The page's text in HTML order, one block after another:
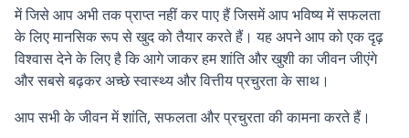
में जिसे आप अभी तक प्राप्त नहीं कर पाए हैं जिसमें आप भविष्य में सफलता
के लिए मानसिक रूप से खुद को तैयार करते हैं। यह अपने आप को एक दृढ़
विश्वास देने के लिए है कि आगे जाकर हम शांति और खुशी का जीवन जीएंगे
और सबसे बढ़कर अच्छे स्वास्थ्य और वित्तीय प्रचुरता के साथ।
आप सभी के जीवन में शांति, सफलता और प्रचुरता की कामना करते हैं।